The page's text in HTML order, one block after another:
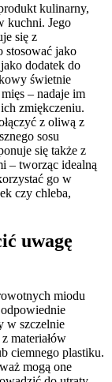
kulinarny,
kuchni. Jego
się z
stosować jako
dodatek do
świetnie
– nadaje im
zmiękczeniu.
z oliwą z
sosu
się także z
– tworząc idealną
go w
czy chleba,
uwagę
miodu
w szczelnie
materiałów
ciemnego plastiku.
mogą one